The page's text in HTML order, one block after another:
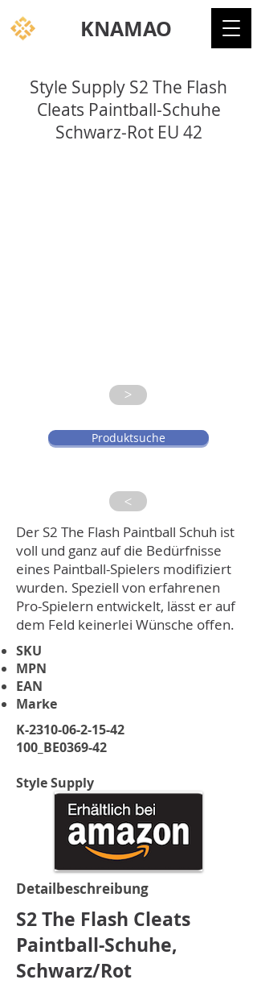
KNAMAO
Style Supply S2 The Flash
Cleats Paintball-Schuhe
Schwarz-Rot EU 42
>
Produktsuche
>
Der S2 The Flash Paintball Schuh ist
voll und ganz auf die Bedürfnisse
eines Paintball-Spielers modifiziert
wurden. Speziell von erfahrenen
Pro-Spielern entwickelt, lässt er auf
dem Feld keinerlei Wünsche offen.
K-2310-06-2-15-42
100_BE0369-42
Style Supply
Detailbeschreibung
S2 The Flash Cleats
Paintball-Schuhe,
Schwarz/Rot
SKU
MPN
EAN
Marke